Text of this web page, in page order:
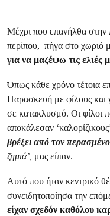
Μέχρι που επανήλθα στην
περίπου, πήγα στο χωριό
για να μαζέψω τις ελιές
Όπως κάθε χρόνο τέτοια
Παρασκευή με φίλους και
σε κατακλυσμό. Οι φίλοι
αποκάλεσαν
βρέξει από τον
ζημιά’, μας είπαν.
Αυτό που ήταν κεντρικό
συνειδητοποίησα την
είχαν σχεδόν καθόλου